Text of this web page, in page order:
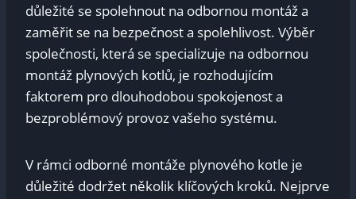
důležité se spolehnout na odbornou montáž a
zaměřit se na bezpečnost a spolehlivost. Výběr
společnosti, která se specializuje na odbornou
montáž plynových kotlů, je rozhodujícím
faktorem pro dlouhodobou spokojenost a
bezproblémový provoz vašeho systému.
V rámci odborné montáže plynového kotle je
důležité dodržet několik klíčových kroků. Nejprve